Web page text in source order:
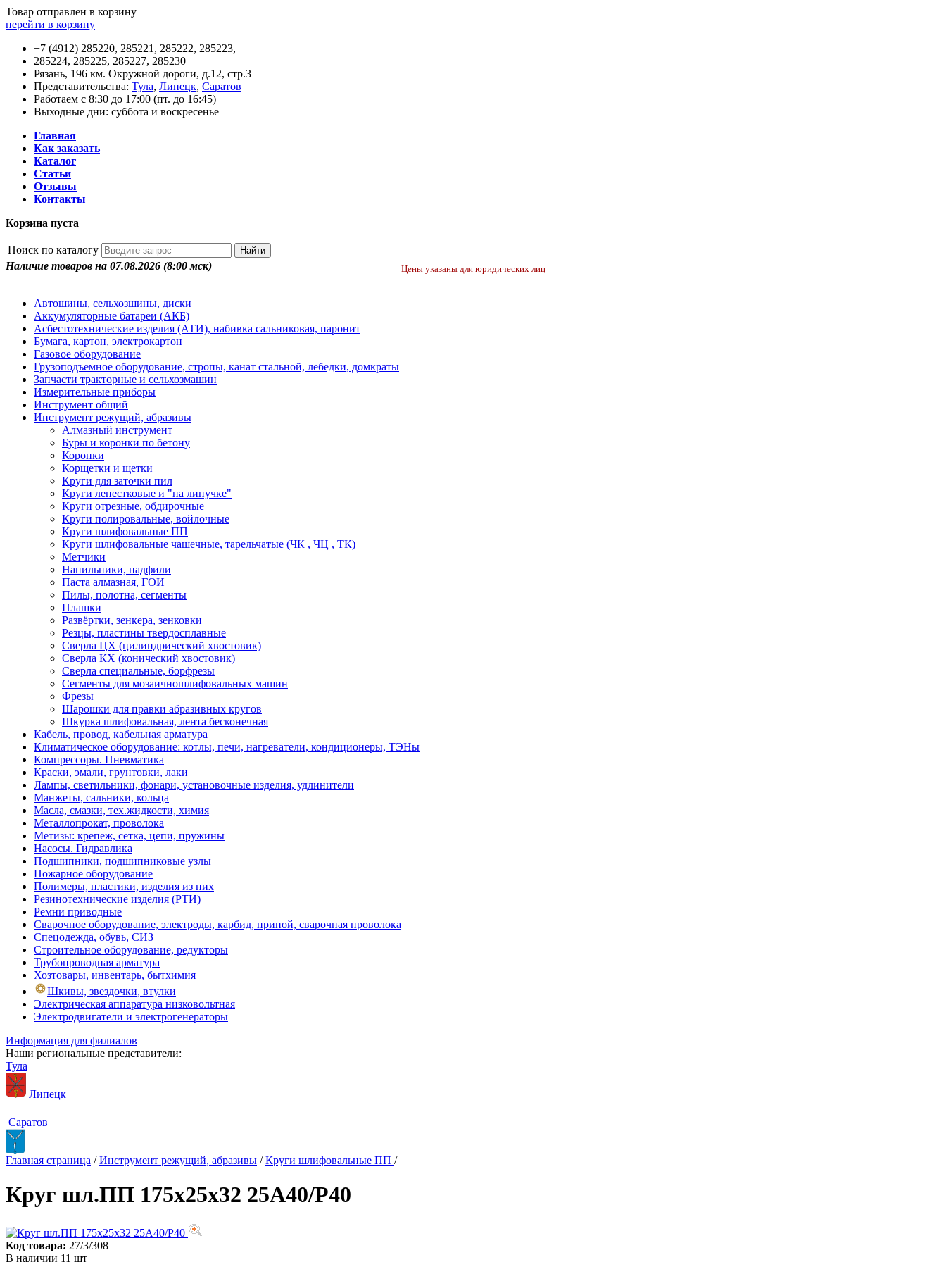
Товар отправлен в корзину
перейти в корзину
+7 (4912) 285220, 285221, 285222, 285223,
285224, 285225, 285227, 285230
Рязань, 196 км. Окружной дороги, д.12, стр.3
Представительства: Тула, Липецк, Саратов
Работаем с 8:30 до 17:00 (пт. до 16:45)
Выходные дни: суббота и воскресенье
Главная
Как заказать
Каталог
Статьи
Отзывы
Контакты
Корзина пуста
Поиск по каталогу
Наличие товаров на 07.08.2026 (8:00 мск) Цены указаны для юридических лиц
Автошины, сельхозшины, диски
Аккумуляторные батареи (АКБ)
Асбестотехнические изделия (АТИ), набивка сальниковая, паронит
Бумага, картон, электрокартон
Газовое оборудование
Грузоподъемное оборудование, стропы, канат стальной, лебедки, домкраты
Запчасти тракторные и сельхозмашин
Измерительные приборы
Инструмент общий
Инструмент режущий, абразивы
Алмазный инструмент
Буры и коронки по бетону
Коронки
Корщетки и щетки
Круги для заточки пил
Круги лепестковые и "на липучке"
Круги отрезные, обдирочные
Круги полировальные, войлочные
Круги шлифовальные ПП
Круги шлифовальные чашечные, тарельчатые (ЧК , ЧЦ , ТК)
Метчики
Напильники, надфили
Паста алмазная, ГОИ
Пилы, полотна, сегменты
Плашки
Развёртки, зенкера, зенковки
Резцы, пластины твердосплавные
Сверлa ЦХ (цилиндрический хвостовик)
Сверла КХ (конический хвостовик)
Сверла специальные, борфрезы
Сегменты для мозаичношлифовальных машин
Фрезы
Шарошки для правки абразивных кругов
Шкурка шлифовальная, лента бесконечная
Кабель, провод, кабельная арматура
Климатическое оборудование: котлы, печи, нагреватели, кондиционеры, ТЭНы
Компрессоры. Пневматика
Краски, эмали, грунтовки, лаки
Лампы, светильники, фонари, установочные изделия, удлинители
Манжеты, сальники, кольца
Масла, смазки, тех.жидкости, химия
Металлопрокат, проволока
Метизы: крепеж, сетка, цепи, пружины
Насосы. Гидравлика
Подшипники, подшипниковые узлы
Пожарное оборудование
Полимеры, пластики, изделия из них
Резинотехнические изделия (РТИ)
Ремни приводные
Сварочное оборудование, электроды, карбид, припой, сварочная проволока
Спецодежда, обувь, СИЗ
Строительное оборудование, редукторы
Трубопроводная арматура
Хозтовары, инвентарь, бытхимия
Шкивы, звездочки, втулки
Электрическая аппаратура низковольтная
Электродвигатели и электрогенераторы
Информация для филиалов
Наши региональные представители:
Тула
Липецк
Саратов
Главная страница / Инструмент режущий, абразивы / Круги шлифовальные ПП /
Круг шл.ПП 175х25х32 25А40/Р40
Код товара: 27/3/308
В наличии 11 шт